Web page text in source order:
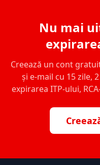
Nu mai
Creează un cont
și e-mail cu 15 zile,
expirarea ITP-ului,